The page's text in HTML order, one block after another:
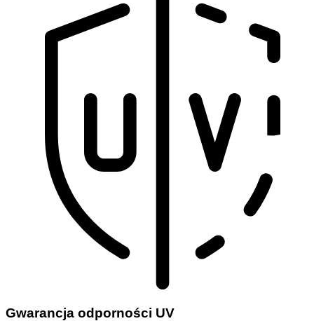
Gwarancja odporności UV